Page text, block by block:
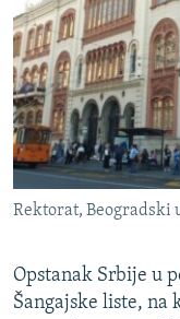
ISPRIČAJ MI
DNEVNO@RSE
SPECIJALI RSE
VIŠE OD NASLOVA
GENOCID U
POPLAVE I KLIZIŠTA U
POST SCRIPTUM
PRATITE NAS
Sve RFE/RL
Rektorat,
Opstanak Srbije u
Šangajske liste, na